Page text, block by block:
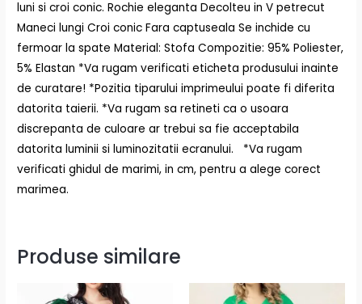
luni si croi conic. Rochie eleganta Decolteu in V petrecut
Maneci lungi Croi conic Fara captuseala Se inchide cu
fermoar la spate Material: Stofa Compozitie: 95% Poliester,
5% Elastan *Va rugam verificati eticheta produsului inainte
de curatare! *Pozitia tiparului imprimeului poate fi diferita
datorita taierii. *Va rugam sa retineti ca o usoara
discrepanta de culoare ar trebui sa fie acceptabila
datorita luminii si luminozitatii ecranului. *Va rugam
verificati ghidul de marimi, in cm, pentru a alege corect
marimea.
Produse similare